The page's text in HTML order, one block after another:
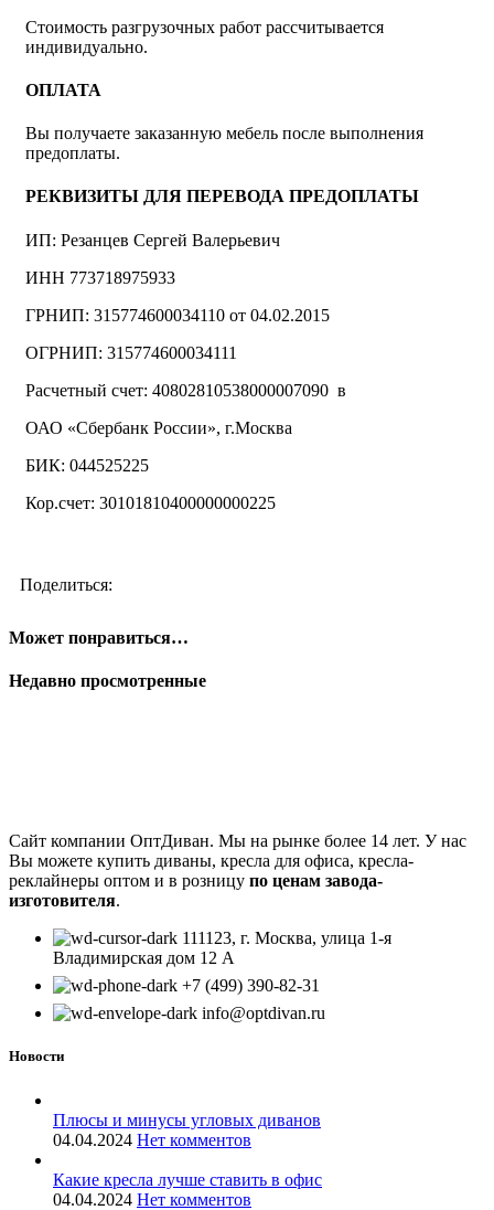
Стоимость разгрузочных работ рассчитывается
индивидуально.
ОПЛАТА
Вы получаете заказанную мебель после выполнения
предоплаты.
РЕКВИЗИТЫ ДЛЯ ПЕРЕВОДА ПРЕДОПЛАТЫ
ИП: Резанцев Сергей Валерьевич
ИНН 773718975933
ГРНИП: 315774600034110 от 04.02.2015
ОГРНИП: 315774600034111
Расчетный счет: 40802810538000007090 в
ОАО «Сбербанк России», г.Москва
БИК: 044525225
Кор.счет: 30101810400000000225
Поделиться:
Может понравиться…
Недавно просмотренные
Сайт компании ОптДиван. Мы на рынке более 14 лет. У нас
Вы можете купить диваны, кресла для офиса, кресла-
реклайнеры оптом и в розницу по ценам завода-
изготовителя.
111123, г. Москва, улица 1-я
Владимирская дом 12 А
+7 (499) 390-82-31
info@optdivan.ru
Новости
Плюсы и минусы угловых диванов
04.04.2024 Нет комментов
Какие кресла лучше ставить в офис
04.04.2024 Нет комментов